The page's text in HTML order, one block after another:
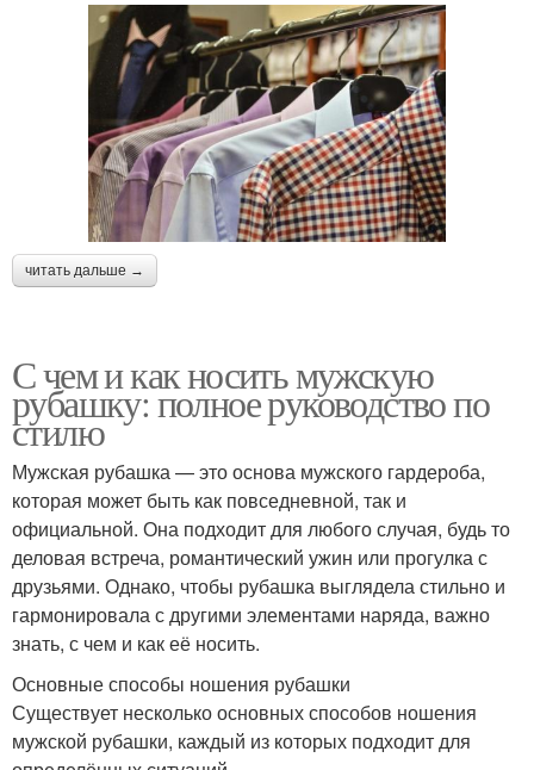
читать дальше →
С чем и как носить мужскую
рубашку: полное руководство по
стилю
Мужская рубашка — это основа мужского гардероба,
которая может быть как повседневной, так и
официальной. Она подходит для любого случая, будь то
деловая встреча, романтический ужин или прогулка с
друзьями. Однако, чтобы рубашка выглядела стильно и
гармонировала с другими элементами наряда, важно
знать, с чем и как её носить.
Основные способы ношения рубашки
Существует несколько основных способов ношения
мужской рубашки, каждый из которых подходит для